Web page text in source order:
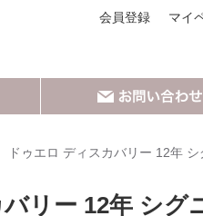
会員登録 マイ
ゥエロ ディスカバリー 12年 シ
リー 12年 シグ